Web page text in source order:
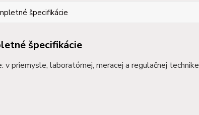
špecifikácie
špecifikácie
v priemysle, laboratórnej, meracej a regulačnej technike